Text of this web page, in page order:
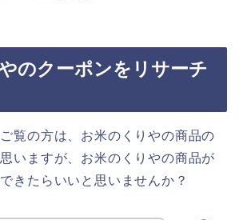
のクーポンをリサーチ
覧の方は、お米のくりやの商品の
いますが、お米のくりやの商品が
きたらいいと思いませんか？